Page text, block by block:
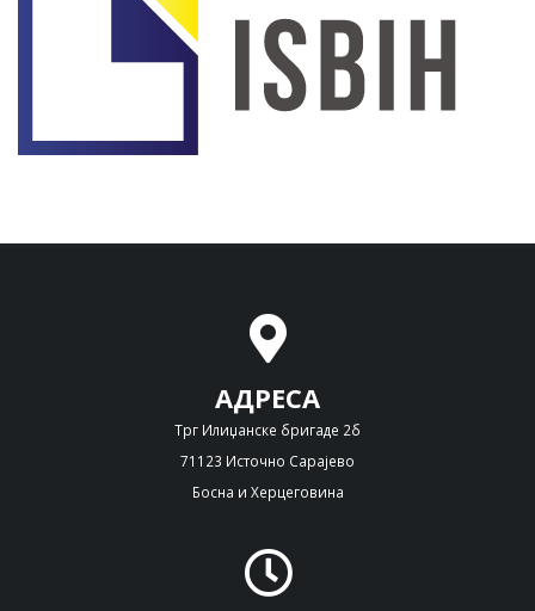
АДРЕСА
Трг Илиџанске бригаде 2б
71123 Источно Сарајево
Босна и Херцеговина